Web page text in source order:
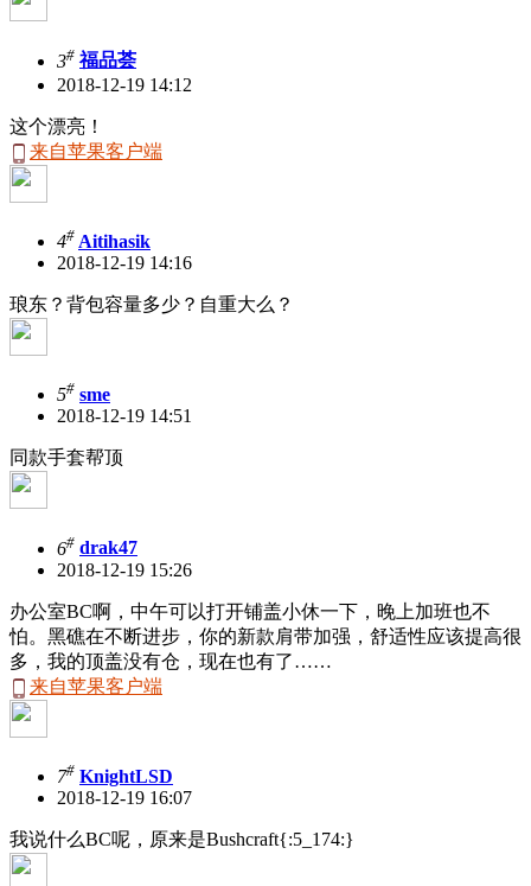
3# 福品荟
2018-12-19 14:12
这个漂亮！
来自苹果客户端
4# Aitihasik
2018-12-19 14:16
琅东？背包容量多少？自重大么？
5# sme
2018-12-19 14:51
同款手套帮顶
6# drak47
2018-12-19 15:26
办公室BC啊，中午可以打开铺盖小休一下，晚上加班也不
怕。黑礁在不断进步，你的新款肩带加强，舒适性应该提高很
多，我的顶盖没有仓，现在也有了……
来自苹果客户端
7# KnightLSD
2018-12-19 16:07
我说什么BC呢，原来是Bushcraft{:5_174:}